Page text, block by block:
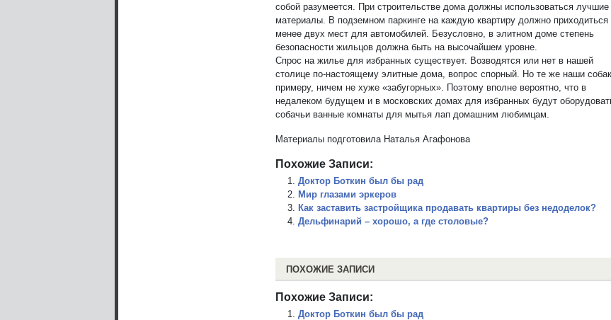
собой разумеется. При строительстве дома должны использоваться лучшие
материалы. В подземном паркинге на каждую квартиру должно приходиться
менее двух мест для автомобилей. Безусловно, в элитном доме степень
безопасности жильцов должна быть на высочайшем уровне.
Спрос на жилье для избранных существует. Возводятся или нет в нашей
столице по-настоящему элитные дома, вопрос спорный. Но те же наши
примеру, ничем не хуже «забугорных». Поэтому вполне вероятно, что в
недалеком будущем и в московских домах для избранных будут
собачьи ванные комнаты для мытья лап домашним любимцам.
Материалы подготовила Наталья Агафонова
Похожие Записи:
Доктор Боткин был бы рад
Мир глазами эркеров
Как заставить застройщика продавать квартиры без недоделок?
Дельфинарий – хорошо, а где столовые?
ПОХОЖИЕ ЗАПИСИ
Похожие Записи:
Доктор Боткин был бы рад